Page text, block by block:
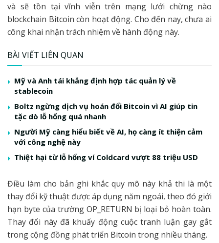
và sẽ tồn tại vĩnh viễn trên mạng lưới chừng nào
blockchain Bitcoin còn hoạt động. Cho đến nay, chưa ai
công khai nhận trách nhiệm về hành động này.
BÀI VIẾT LIÊN QUAN
Mỹ và Anh tái khẳng định hợp tác quản lý về
stablecoin
Boltz ngừng dịch vụ hoán đổi Bitcoin vì AI giúp tin
tặc dò lỗ hổng quá nhanh
Người Mỹ càng hiểu biết về AI, họ càng ít thiện cảm
với công nghệ này
Thiệt hại từ lỗ hổng ví Coldcard vượt 88 triệu USD
Điều làm cho bản ghi khắc quy mô này khả thi là một
thay đổi kỹ thuật được áp dụng năm ngoái, theo đó giới
hạn byte của trường OP_RETURN bị loại bỏ hoàn toàn.
Thay đổi này đã khuấy động cuộc tranh luận gay gắt
trong cộng đồng phát triển Bitcoin trong nhiều tháng.